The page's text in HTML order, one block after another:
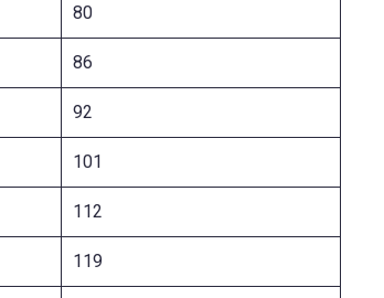
80
86
92
101
112
119